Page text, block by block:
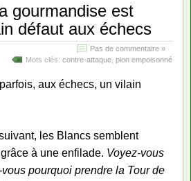
gourmandise est
défaut aux échecs
Pas de commentaire »
Mots clés: contre-attaque pion empoisonné
aux échecs, un vilain
les Blancs semblent
à une enfilade. Voyez-vous
pourquoi prendre la Tour de